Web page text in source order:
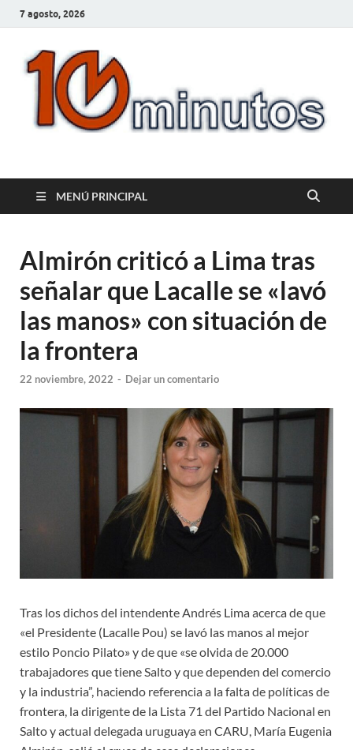
7 agosto, 2026
10minutos.com.uy
MENÚ PRINCIPAL
Almirón criticó a Lima tras
señalar que Lacalle se «lavó
las manos» con situación de
la frontera
22 noviembre, 2022 - Dejar un comentario
Tras los dichos del intendente Andrés Lima acerca de que
«el Presidente (Lacalle Pou) se lavó las manos al mejor
estilo Poncio Pilato» y de que «se olvida de 20.000
trabajadores que tiene Salto y que dependen del comercio
y la industria”, haciendo referencia a la falta de políticas de
frontera, la dirigente de la Lista 71 del Partido Nacional en
Salto y actual delegada uruguaya en CARU, María Eugenia